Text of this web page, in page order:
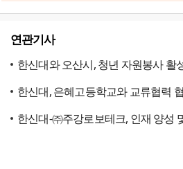
연관기사
한신대와 오산시, 청년 자원봉사 활
한신대, 은혜고등학교와 교류협력
한신대-㈜주강로보테크, 인재 양성